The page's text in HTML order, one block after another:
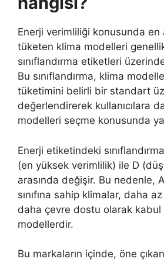
Enerji verimliliği konusunda en
tüketen klima modelleri
sınıflandırma etiketleri
Bu sınıflandırma, klima
tüketimini belirli bir standart
değerlendirerek kullanıcılara
modelleri seçme konusunda
Enerji etiketindeki
(en yüksek verimlilik) ile D
arasında değişir. Bu nedenle,
sınıfına sahip klimalar, daha
daha çevre dostu olarak kabul
modellerdir.
Bu markaların içinde, öne